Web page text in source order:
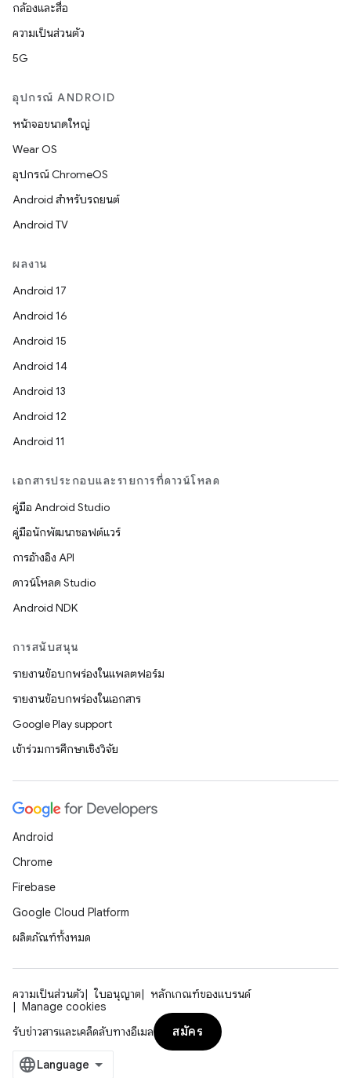
กล้องและสื่อ
ความเป็นส่วนตัว
5G
อุปกรณ์ ANDROID
หน้าจอขนาดใหญ่
Wear OS
อุปกรณ์ ChromeOS
Android สำหรับรถยนต์
Android TV
ผลงาน
Android 17
Android 16
Android 15
Android 14
Android 13
Android 12
Android 11
เอกสารประกอบและรายการที่ดาวน์โหลด
คู่มือ Android Studio
คู่มือนักพัฒนาซอฟต์แวร์
การอ้างอิง API
ดาวน์โหลด Studio
Android NDK
การสนับสนุน
รายงานข้อบกพร่องในแพลตฟอร์ม
รายงานข้อบกพร่องในเอกสาร
Google Play support
เข้าร่วมการศึกษาเชิงวิจัย
Android
Chrome
Firebase
Google Cloud Platform
ผลิตภัณฑ์ทั้งหมด
ความเป็นส่วนตัว ใบอนุญาต
หลักเกณฑ์ของแบรนด์
Manage cookies
รับข่าวสารและเคล็ดลับทางอีเมล
สมัคร